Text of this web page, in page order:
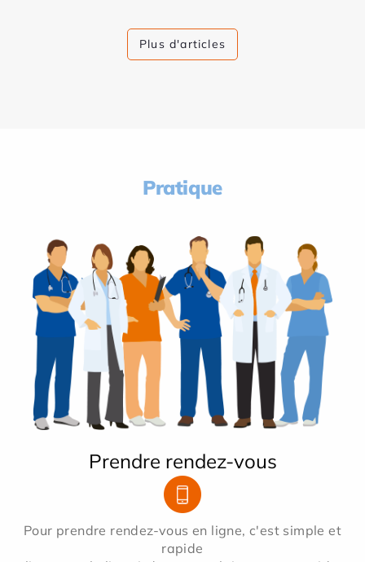
Plus d'articles
Pratique
Prendre rendez-vous
Pour prendre rendez-vous en ligne, c'est simple et
rapide